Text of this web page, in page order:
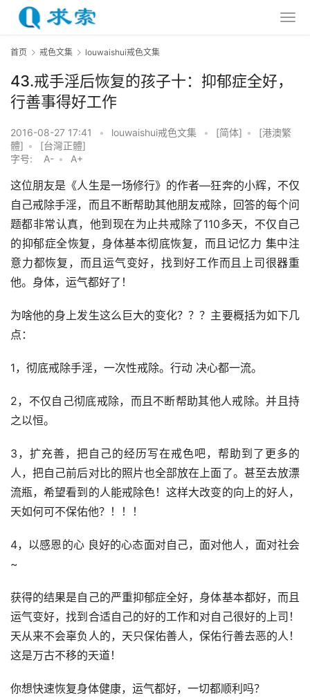
首页 戒色文集 louwaishui戒色文集
43.戒手淫后恢复的孩子十：抑郁症全好，
行善事得好工作
2016-08-27 17:41 • louwaishui戒色文集 • [简体] •
[港澳繁
體] •
[台灣正體]
字号:
A- • A+
这位朋友是《人生是一场修行》的作者—狂奔的小辉，不仅
自己戒除手淫，而且不断帮助其他朋友戒除，回答的每个问
题都非常认真，他到现在为止共戒除了110多天，不仅自己
的抑郁症全恢复，身体基本彻底恢复，而且记忆力 集中注
意力都恢复，而且运气变好，找到好工作而且上司很器重
他。身体，运气都好了！
为啥他的身上发生这么巨大的变化？？？主要概括为如下几
点：
1，彻底戒除手淫，一次性戒除。行动 决心都一流。
2，不仅自己彻底戒除，而且不断帮助其他人戒除。并且持
之以恒。
3，扩充善，把自己的经历写在戒色吧，帮助到了更多的
人，把自己前后对比的照片也全部放在上面了。甚至去放漂
流瓶，希望看到的人能戒除色！这样大改变的向上的好人，
天如何可不保佑他？！！！
4，以感恩的心 良好的心态面对自己，面对他人，面对社会
~
获得的结果是自己的严重抑郁症全好，身体基本都好，而且
运气变好，找到合适自己的好的工作和对自己很好的上司！
天从来不会辜负人的，天只保佑善人，保佑行善去恶的人！
这是万古不移的天道！
你想快速恢复身体健康，运气都好，一切都顺利吗？